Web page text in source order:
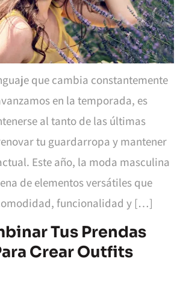
que cambia constantemente
en la temporada, es
al tanto de las últimas
tu guardarropa y mantener
Este año, la moda masculina
de elementos versátiles que
funcionalidad y […]
Tus Prendas
Crear Outfits